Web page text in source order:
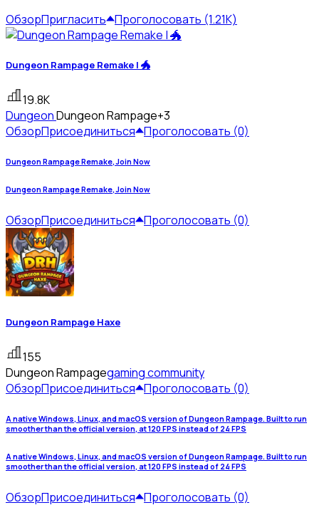
ОбзорПригласить Проголосовать (1.21K)
Dungeon Rampage Remake | 🐲
19.8K
DungeonDungeon Rampage+3
ОбзорПрисоединиться Проголосовать (0)
Dungeon Rampage Remake, Join Now
Dungeon Rampage Remake, Join Now
ОбзорПрисоединиться Проголосовать (0)
Dungeon Rampage Haxe
155
Dungeon Rampagegaming community
ОбзорПрисоединиться Проголосовать (0)
A native Windows, Linux, and macOS version of Dungeon Rampage. Built to run
smoother than the official version, at 120 FPS instead of 24 FPS
A native Windows, Linux, and macOS version of Dungeon Rampage. Built to run
smoother than the official version, at 120 FPS instead of 24 FPS
ОбзорПрисоединиться Проголосовать (0)